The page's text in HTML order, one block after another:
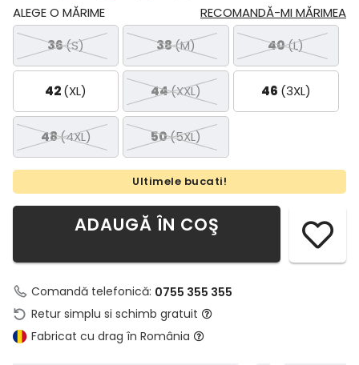
RECOMANDĂ-MI MĂRIMEA
ALEGE O MĂRIME
36(S) 38(M) 40(L)
42(XL) 44(XXL) 46 (3XL)
48(4XL) 50(5XL)
Ultimele bucati!
ADAUGĂ ÎN COŞ
Comandă telefonică: 0755 355 355
Retur simplu si schimb gratuit
Fabricat cu drag în România